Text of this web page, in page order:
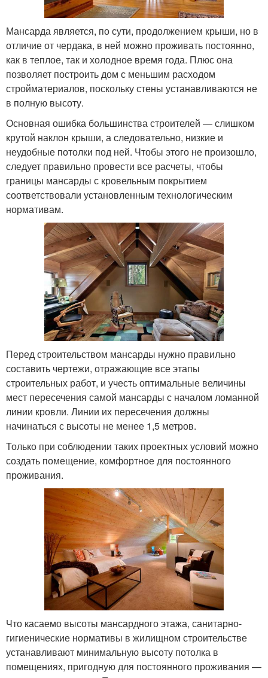
Мансарда является, по сути, продолжением крыши, но в
отличие от чердака, в ней можно проживать постоянно,
как в теплое, так и холодное время года. Плюс она
позволяет построить дом с меньшим расходом
стройматериалов, поскольку стены устанавливаются не
в полную высоту.
Основная ошибка большинства строителей — слишком
крутой наклон крыши, а следовательно, низкие и
неудобные потолки под ней. Чтобы этого не произошло,
следует правильно провести все расчеты, чтобы
границы мансарды с кровельным покрытием
соответствовали установленным технологическим
нормативам.
Перед строительством мансарды нужно правильно
составить чертежи, отражающие все этапы
строительных работ, и учесть оптимальные величины
мест пересечения самой мансарды с началом ломанной
линии кровли. Линии их пересечения должны
начинаться с высоты не менее 1,5 метров.
Только при соблюдении таких проектных условий можно
создать помещение, комфортное для постоянного
проживания.
Что касаемо высоты мансардного этажа, санитарно-
гигиенические нормативы в жилищном строительстве
устанавливают минимальную высоту потолка в
помещениях, пригодную для постоянного проживания —